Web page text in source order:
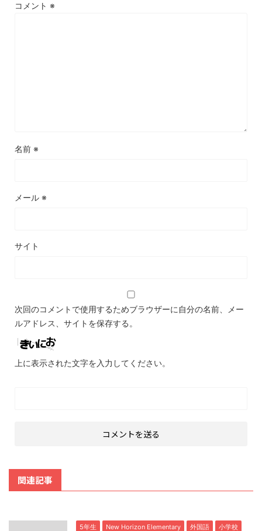
コメント ※
名前 ※
メール ※
サイト
次回のコメントで使用するためブラウザーに自分の名前、メー
ルアドレス、サイトを保存する。
上に表示された文字を入力してください。
関連記事
5年生 New Horizon Elementary 外国語 小学校